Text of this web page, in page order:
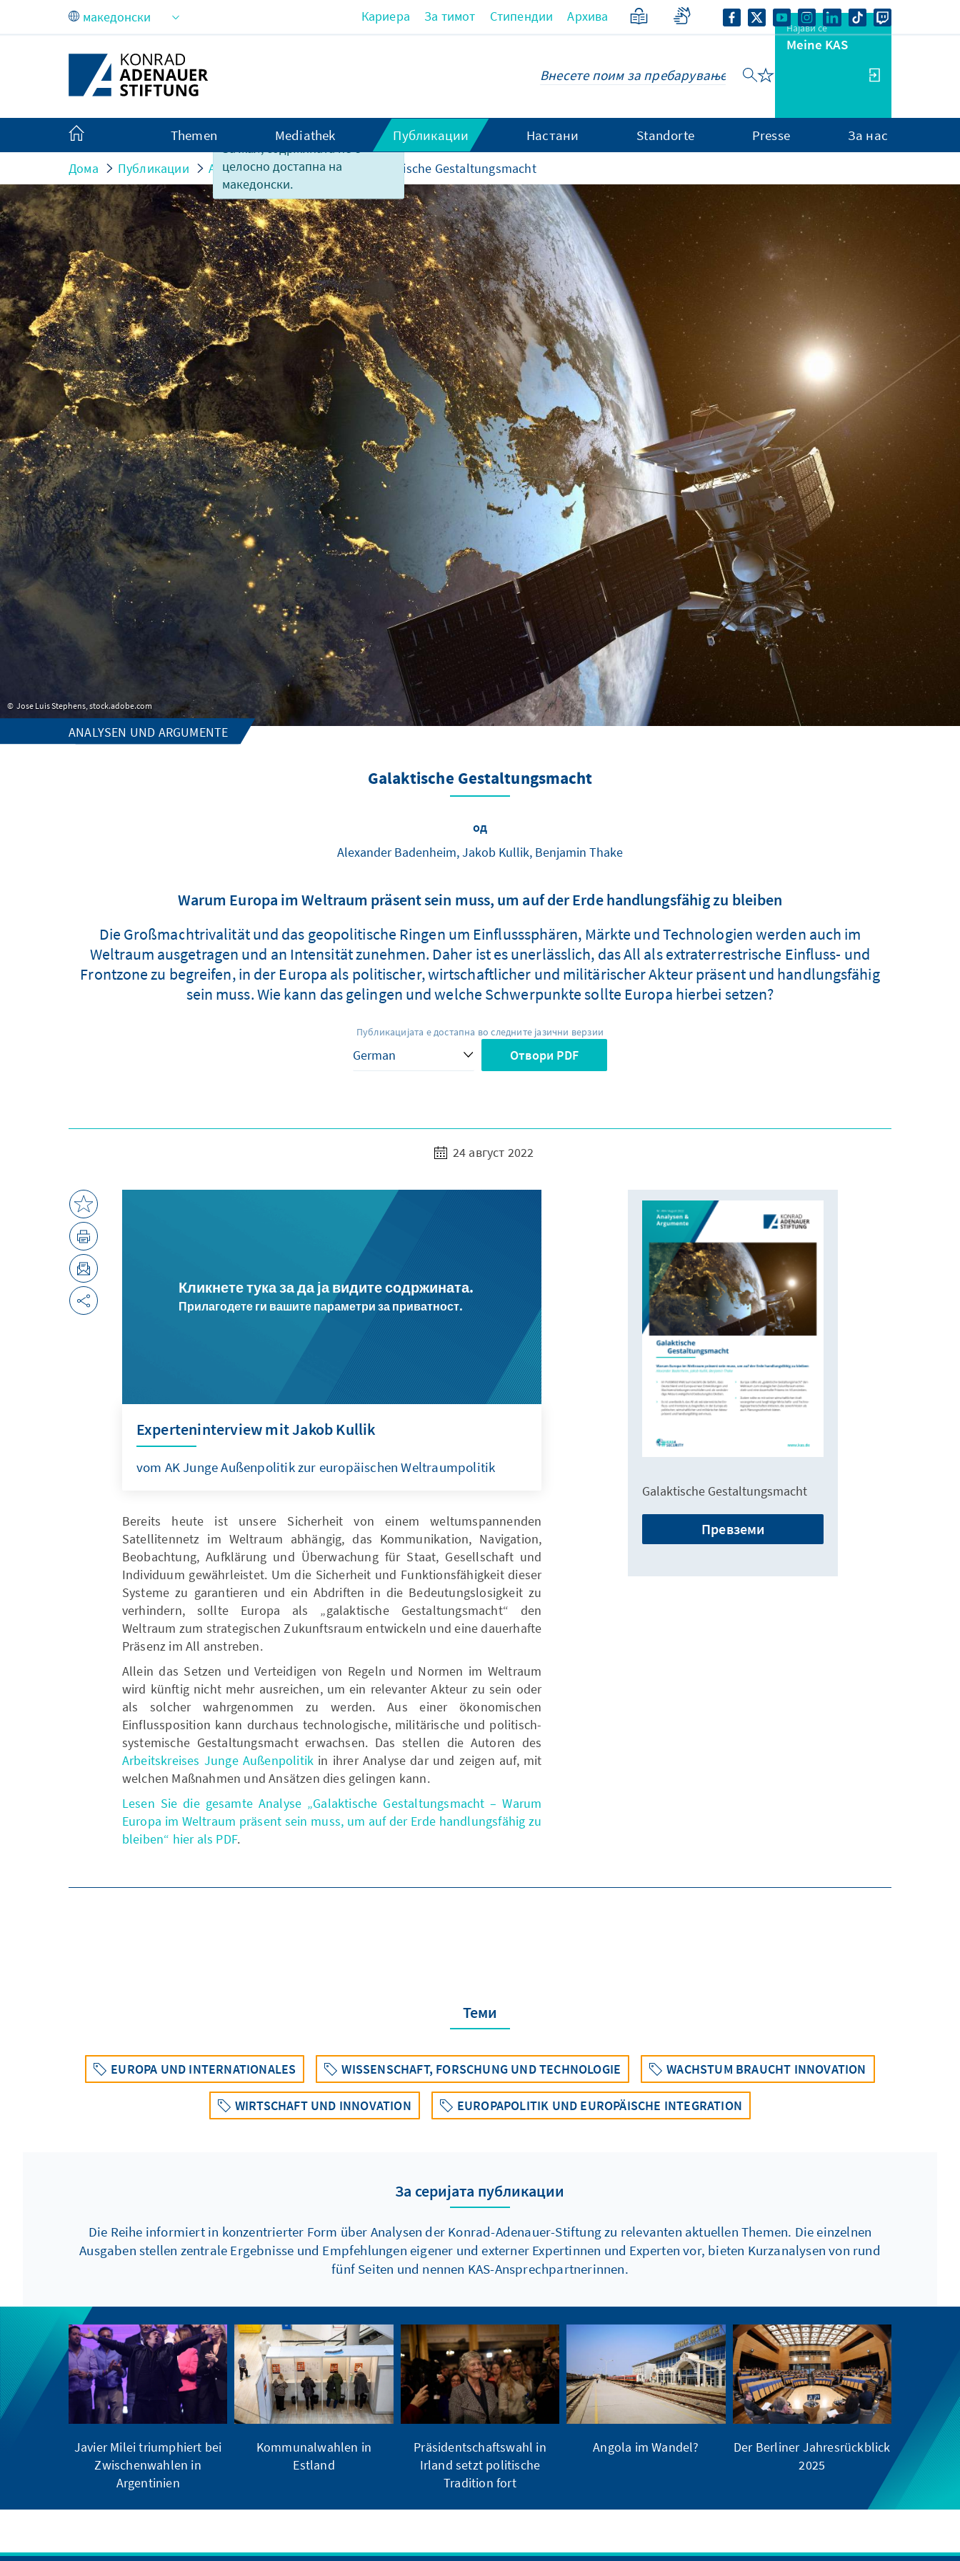
Skip to Main Content
За жал, содржината не е
целосно достапна на
македонски.
Кариера За тимот Стипендии Архива
Најави се
Meine KAS
Themen Mediathek Публикации Настани Standorte Presse За нас
Дома Публикации Analysen und Argumente Galaktische Gestaltungsmacht
Jose Luis Stephens, stock.adobe.com
ANALYSEN UND ARGUMENTE
Galaktische Gestaltungsmacht
од
Alexander Badenheim, Jakob Kullik, Benjamin Thake
Warum Europa im Weltraum präsent sein muss, um auf der Erde handlungsfähig zu bleiben
Die Großmachtrivalität und das geopolitische Ringen um Einflusssphären, Märkte und Technologien werden auch im
Weltraum ausgetragen und an Intensität zunehmen. Daher ist es unerlässlich, das All als extraterrestrische Einfluss- und
Frontzone zu begreifen, in der Europa als politischer, wirtschaftlicher und militärischer Akteur präsent und handlungsfähig
sein muss. Wie kann das gelingen und welche Schwerpunkte sollte Europa hierbei setzen?
Публикацијата е достапна во следните јазични верзии
Отвори PDF
24 август 2022
Кликнете тука за да ја видите содржината.
Прилагодете ги вашите параметри за приватност.
Experteninterview mit Jakob Kullik
vom AK Junge Außenpolitik zur europäischen Weltraumpolitik
Bereits heute ist unsere Sicherheit von einem weltumspannenden
Satellitennetz im Weltraum abhängig, das Kommunikation, Navigation,
Beobachtung, Aufklärung und Überwachung für Staat, Gesellschaft und
Individuum gewährleistet. Um die Sicherheit und Funktionsfähigkeit dieser
Systeme zu garantieren und ein Abdriften in die Bedeutungslosigkeit zu
verhindern, sollte Europa als „galaktische Gestaltungsmacht“ den
Weltraum zum strategischen Zukunftsraum entwickeln und eine dauerhafte
Präsenz im All anstreben.
Allein das Setzen und Verteidigen von Regeln und Normen im Weltraum
wird künftig nicht mehr ausreichen, um ein relevanter Akteur zu sein oder
als solcher wahrgenommen zu werden. Aus einer ökonomischen
Einflussposition kann durchaus technologische, militärische und politisch-
systemische Gestaltungsmacht erwachsen. Das stellen die Autoren des
Arbeitskreises Junge Außenpolitik in ihrer Analyse dar und zeigen auf, mit
welchen Maßnahmen und Ansätzen dies gelingen kann.
Lesen Sie die gesamte Analyse „Galaktische Gestaltungsmacht – Warum
Europa im Weltraum präsent sein muss, um auf der Erde handlungsfähig zu
bleiben“ hier als PDF.
Galaktische Gestaltungsmacht
Превземи
Теми
EUROPA UND INTERNATIONALES WISSENSCHAFT, FORSCHUNG UND TECHNOLOGIE WACHSTUM BRAUCHT INNOVATION
WIRTSCHAFT UND INNOVATION EUROPAPOLITIK UND EUROPÄISCHE INTEGRATION
За серијата публикации
Die Reihe informiert in konzentrierter Form über Analysen der Konrad-Adenauer-Stiftung zu relevanten aktuellen Themen. Die einzelnen
Ausgaben stellen zentrale Ergebnisse und Empfehlungen eigener und externer Expertinnen und Experten vor, bieten Kurzanalysen von rund
fünf Seiten und nennen KAS-Ansprechpartnerinnen.
Javier Milei triumphiert bei
Zwischenwahlen in
Argentinien
Kommunalwahlen in
Estland
Präsidentschaftswahl in
Irland setzt politische
Tradition fort
Angola im Wandel?
Der Berliner Jahresrückblick
2025